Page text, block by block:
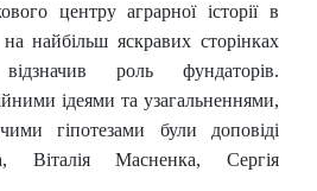
центру аграрної історії в
найбільш яскравих сторінках
роль фундаторів.
ідеями та узагальненнями,
гіпотезами були доповіді
Віталія Масненка, Сергія